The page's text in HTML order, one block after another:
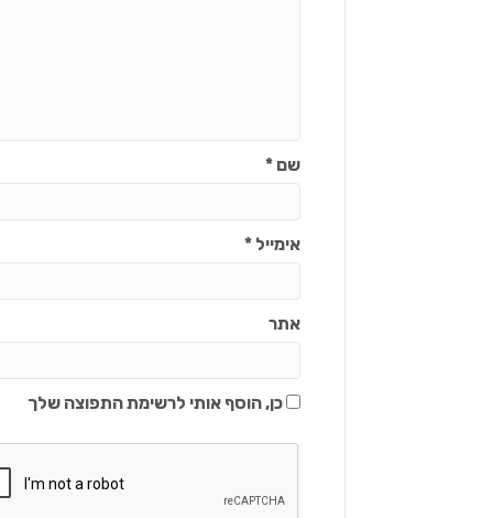
שם*
אימייל*
אתר
כן, הוסף אותי לרשימת התפוצה שלך